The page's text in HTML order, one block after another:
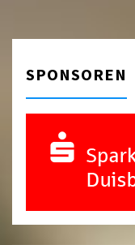
SPONSOREN